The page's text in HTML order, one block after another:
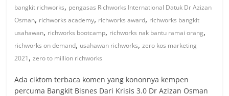
bangkit richworks, pengasas Richworks International Datuk Dr Azizan
Osman, richworks academy, richworks award, richworks bangkit
usahawan, richworks bootcamp, richworks nak bantu ramai orang,
richworks on demand, usahawan richworks,zero kos marketing
2021,zero to million richworks
Ada ciktom terbaca komen yang kononnya kempen
percuma Bangkit Bisnes Dari Krisis 3.0 Dr Azizan Osman